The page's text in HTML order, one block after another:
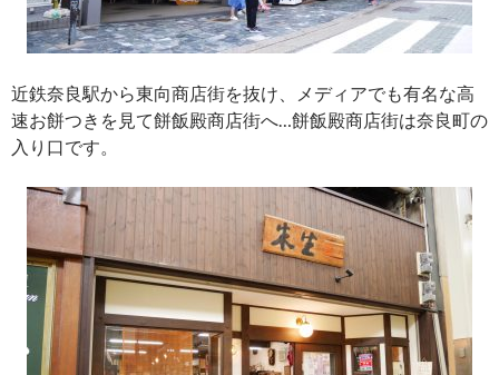
近鉄奈良駅から東向商店街を抜け、メディアでも有名な高
速お餅つきを見て餅飯殿商店街へ…餅飯殿商店街は奈良町の
入り口です。